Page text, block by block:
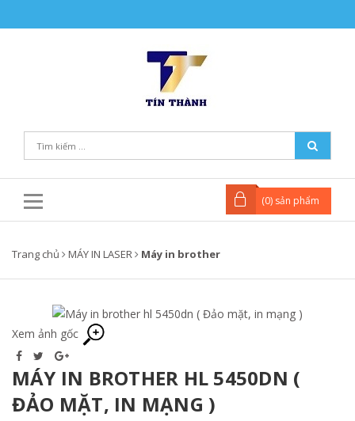
(0) sản phẩm
Trang chủ MÁY IN LASER Máy in brother
Xem ảnh gốc
MÁY IN BROTHER HL 5450DN (
ĐẢO MẶT, IN MẠNG )